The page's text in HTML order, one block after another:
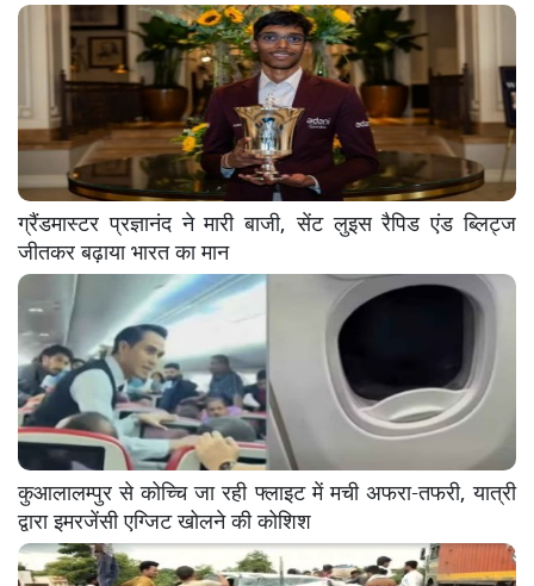
ग्रैंडमास्टर प्रज्ञानंद ने मारी बाजी, सेंट लुइस रैपिड एंड ब्लिट्ज
जीतकर बढ़ाया भारत का मान
कुआलालम्पुर से कोच्चि जा रही फ्लाइट में मची अफरा-तफरी, यात्री
द्वारा इमरजेंसी एग्जिट खोलने की कोशिश